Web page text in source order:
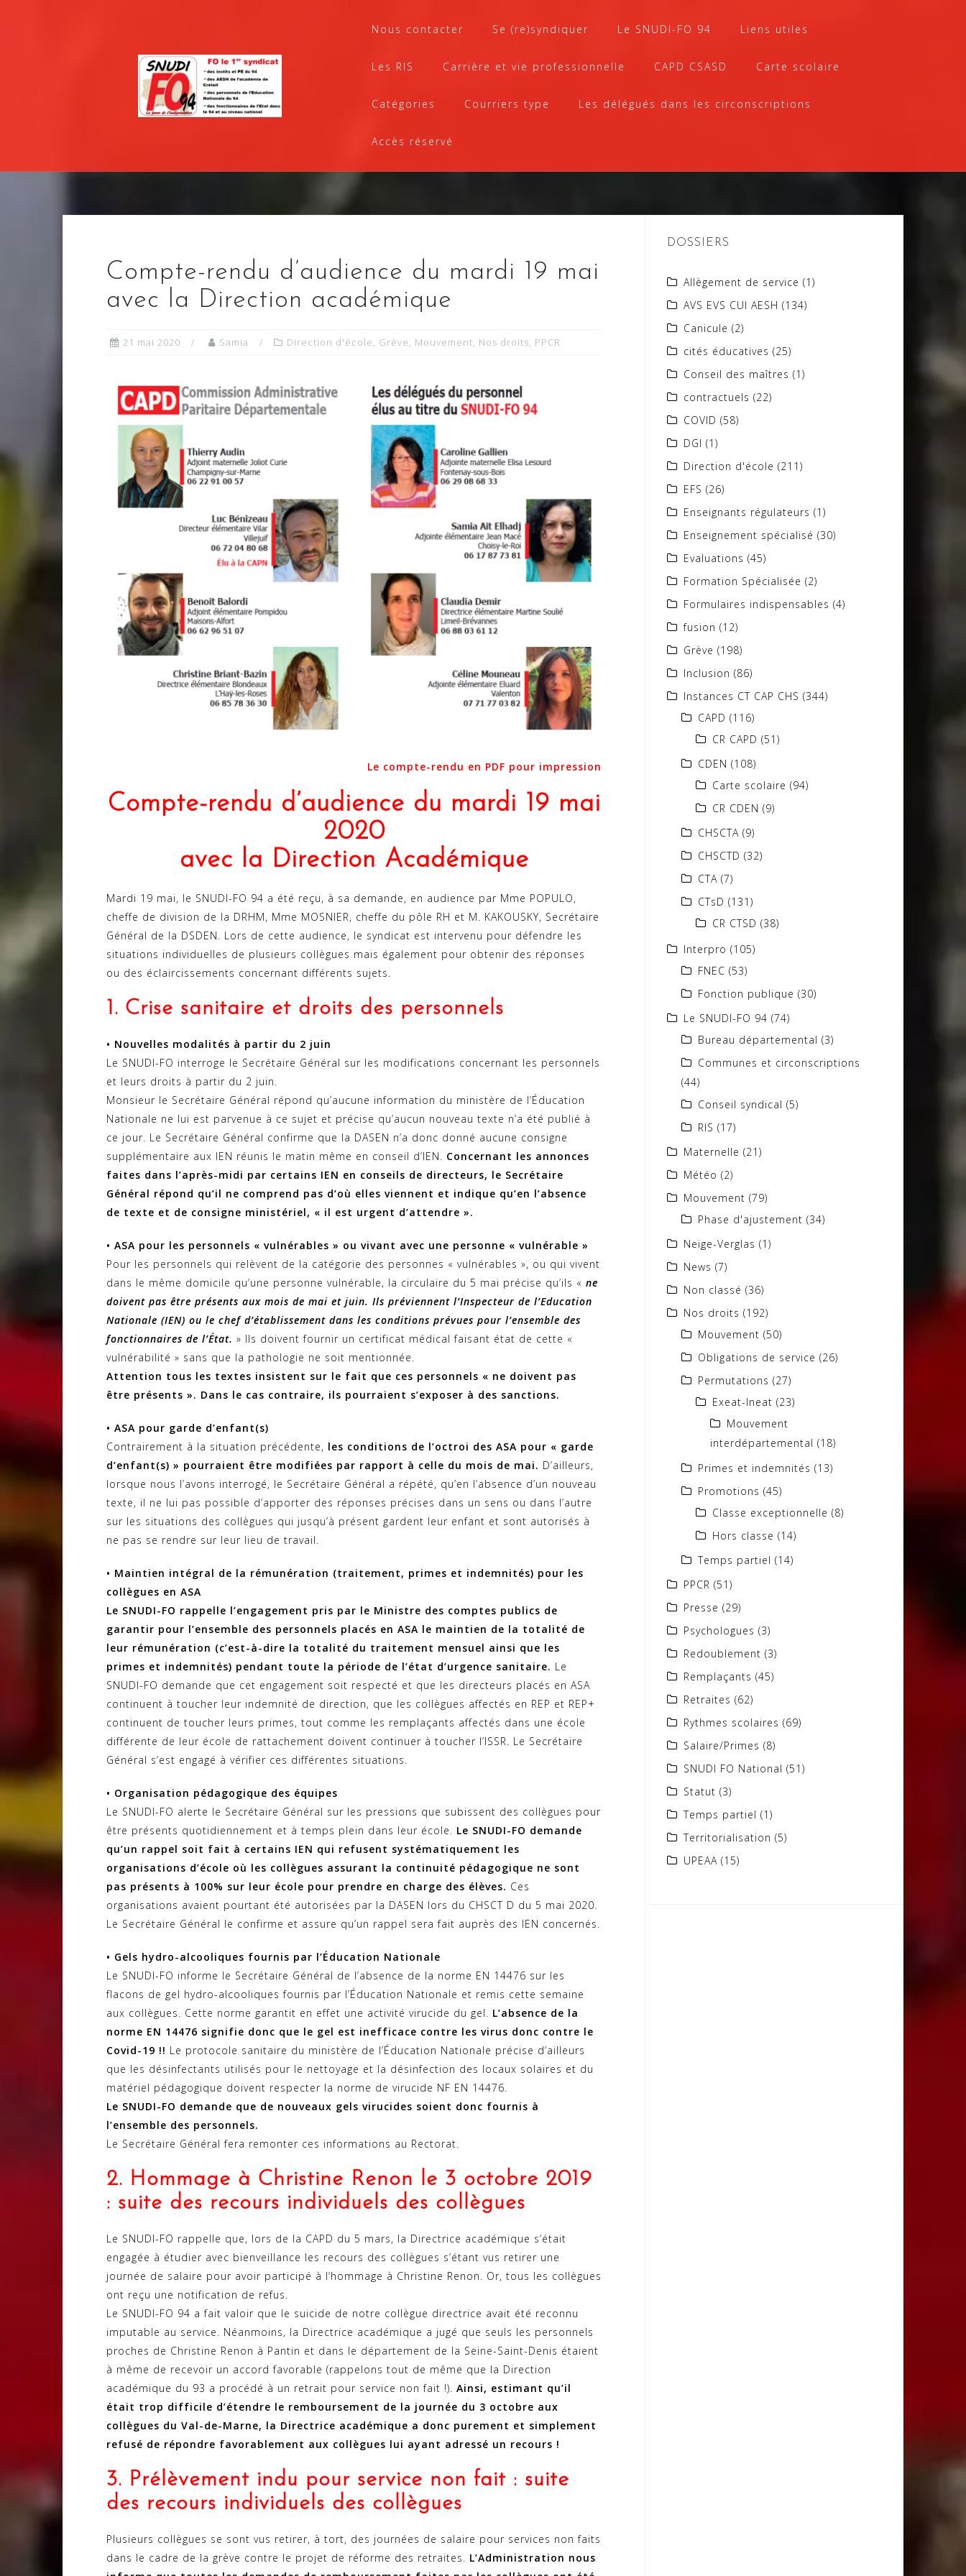
Nous contacter Se (re)syndiquer Le SNUDI-FO 94 Liens utiles
Les RIS Carrière et vie professionnelle CAPD CSASD Carte scolaire
Catégories Courriers type Les délégués dans les circonscriptions
Accès réservé
Compte-rendu d’audience du mardi 19 mai
avec la Direction académique
21 mai 2020 Samia Direction d'école, Grève, Mouvement, Nos droits, PPCR
Le compte-rendu en PDF pour impression
Compte-rendu d’audience du mardi 19 mai
2020
avec la Direction Académique
Mardi 19 mai, le SNUDI-FO 94 a été reçu, à sa demande, en audience par Mme POPULO,
cheffe de division de la DRHM, Mme MOSNIER, cheffe du pôle RH et M. KAKOUSKY, Secrétaire
Général de la DSDEN. Lors de cette audience, le syndicat est intervenu pour défendre les
situations individuelles de plusieurs collègues mais également pour obtenir des réponses
ou des éclaircissements concernant différents sujets.
1. Crise sanitaire et droits des personnels
• Nouvelles modalités à partir du 2 juin
Le SNUDI-FO interroge le Secrétaire Général sur les modifications concernant les personnels
et leurs droits à partir du 2 juin.
Monsieur le Secrétaire Général répond qu’aucune information du ministère de l’Éducation
Nationale ne lui est parvenue à ce sujet et précise qu’aucun nouveau texte n’a été publié à
ce jour. Le Secrétaire Général confirme que la DASEN n’a donc donné aucune consigne
supplémentaire aux IEN réunis le matin même en conseil d’IEN. Concernant les annonces
faites dans l’après-midi par certains IEN en conseils de directeurs, le Secrétaire
Général répond qu’il ne comprend pas d’où elles viennent et indique qu’en l’absence
de texte et de consigne ministériel, « il est urgent d’attendre ».
• ASA pour les personnels « vulnérables » ou vivant avec une personne « vulnérable »
Pour les personnels qui relèvent de la catégorie des personnes « vulnérables », ou qui vivent
dans le même domicile qu’une personne vulnérable, la circulaire du 5 mai précise qu’ils « ne
doivent pas être présents aux mois de mai et juin. Ils préviennent l’Inspecteur de l’Education
Nationale (IEN) ou le chef d’établissement dans les conditions prévues pour l’ensemble des
fonctionnaires de l’État. » Ils doivent fournir un certificat médical faisant état de cette «
vulnérabilité » sans que la pathologie ne soit mentionnée.
Attention tous les textes insistent sur le fait que ces personnels « ne doivent pas
être présents ». Dans le cas contraire, ils pourraient s’exposer à des sanctions.
• ASA pour garde d’enfant(s)
Contrairement à la situation précédente, les conditions de l’octroi des ASA pour « garde
d’enfant(s) » pourraient être modifiées par rapport à celle du mois de mai. D’ailleurs,
lorsque nous l’avons interrogé, le Secrétaire Général a répété, qu’en l’absence d’un nouveau
texte, il ne lui pas possible d’apporter des réponses précises dans un sens ou dans l’autre
sur les situations des collègues qui jusqu’à présent gardent leur enfant et sont autorisés à
ne pas se rendre sur leur lieu de travail.
• Maintien intégral de la rémunération (traitement, primes et indemnités) pour les
collègues en ASA
Le SNUDI-FO rappelle l’engagement pris par le Ministre des comptes publics de
garantir pour l’ensemble des personnels placés en ASA le maintien de la totalité de
leur rémunération (c’est-à-dire la totalité du traitement mensuel ainsi que les
primes et indemnités) pendant toute la période de l’état d’urgence sanitaire. Le
SNUDI-FO demande que cet engagement soit respecté et que les directeurs placés en ASA
continuent à toucher leur indemnité de direction, que les collègues affectés en REP et REP+
continuent de toucher leurs primes, tout comme les remplaçants affectés dans une école
différente de leur école de rattachement doivent continuer à toucher l’ISSR. Le Secrétaire
Général s’est engagé à vérifier ces différentes situations.
• Organisation pédagogique des équipes
Le SNUDI-FO alerte le Secrétaire Général sur les pressions que subissent des collègues pour
être présents quotidiennement et à temps plein dans leur école. Le SNUDI-FO demande
qu’un rappel soit fait à certains IEN qui refusent systématiquement les
organisations d’école où les collègues assurant la continuité pédagogique ne sont
pas présents à 100% sur leur école pour prendre en charge des élèves. Ces
organisations avaient pourtant été autorisées par la DASEN lors du CHSCT D du 5 mai 2020.
Le Secrétaire Général le confirme et assure qu’un rappel sera fait auprès des IEN concernés.
• Gels hydro-alcooliques fournis par l’Éducation Nationale
Le SNUDI-FO informe le Secrétaire Général de l’absence de la norme EN 14476 sur les
flacons de gel hydro-alcooliques fournis par l’Éducation Nationale et remis cette semaine
aux collègues. Cette norme garantit en effet une activité virucide du gel. L’absence de la
norme EN 14476 signifie donc que le gel est inefficace contre les virus donc contre le
Covid-19 !! Le protocole sanitaire du ministère de l’Éducation Nationale précise d’ailleurs
que les désinfectants utilisés pour le nettoyage et la désinfection des locaux solaires et du
matériel pédagogique doivent respecter la norme de virucide NF EN 14476.
Le SNUDI-FO demande que de nouveaux gels virucides soient donc fournis à
l’ensemble des personnels.
Le Secrétaire Général fera remonter ces informations au Rectorat.
2. Hommage à Christine Renon le 3 octobre 2019
: suite des recours individuels des collègues
Le SNUDI-FO rappelle que, lors de la CAPD du 5 mars, la Directrice académique s’était
engagée à étudier avec bienveillance les recours des collègues s’étant vus retirer une
journée de salaire pour avoir participé à l’hommage à Christine Renon. Or, tous les collègues
ont reçu une notification de refus.
Le SNUDI-FO 94 a fait valoir que le suicide de notre collègue directrice avait été reconnu
imputable au service. Néanmoins, la Directrice académique a jugé que seuls les personnels
proches de Christine Renon à Pantin et dans le département de la Seine-Saint-Denis étaient
à même de recevoir un accord favorable (rappelons tout de même que la Direction
académique du 93 a procédé à un retrait pour service non fait !). Ainsi, estimant qu’il
était trop difficile d’étendre le remboursement de la journée du 3 octobre aux
collègues du Val-de-Marne, la Directrice académique a donc purement et simplement
refusé de répondre favorablement aux collègues lui ayant adressé un recours !
3. Prélèvement indu pour service non fait : suite
des recours individuels des collègues
Plusieurs collègues se sont vus retirer, à tort, des journées de salaire pour services non faits
dans le cadre de la grève contre le projet de réforme des retraites. L’Administration nous
DOSSIERS
Allègement de service (1)
AVS EVS CUI AESH (134)
Canicule (2)
cités éducatives (25)
Conseil des maîtres (1)
contractuels (22)
COVID (58)
DGI (1)
Direction d'école (211)
EFS (26)
Enseignants régulateurs (1)
Enseignement spécialisé (30)
Evaluations (45)
Formation Spécialisée (2)
Formulaires indispensables (4)
fusion (12)
Grève (198)
Inclusion (86)
Instances CT CAP CHS (344)
CAPD (116)
CR CAPD (51)
CDEN (108)
Carte scolaire (94)
CR CDEN (9)
CHSCTA (9)
CHSCTD (32)
CTA (7)
CTsD (131)
CR CTSD (38)
Interpro (105)
FNEC (53)
Fonction publique (30)
Le SNUDI-FO 94 (74)
Bureau départemental (3)
Communes et circonscriptions
(44)
Conseil syndical (5)
RIS (17)
Maternelle (21)
Météo (2)
Mouvement (79)
Phase d'ajustement (34)
Neige-Verglas (1)
News (7)
Non classé (36)
Nos droits (192)
Mouvement (50)
Obligations de service (26)
Permutations (27)
Exeat-Ineat (23)
Mouvement
interdépartemental (18)
Primes et indemnités (13)
Promotions (45)
Classe exceptionnelle (8)
Hors classe (14)
Temps partiel (14)
PPCR (51)
Presse (29)
Psychologues (3)
Redoublement (3)
Remplaçants (45)
Retraites (62)
Rythmes scolaires (69)
Salaire/Primes (8)
SNUDI FO National (51)
Statut (3)
Temps partiel (1)
Territorialisation (5)
UPEAA (15)